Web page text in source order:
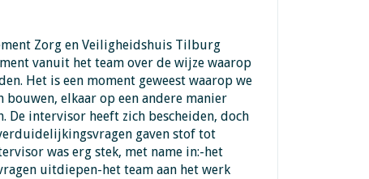
Zorg en Veiligheidshuis Tilburg
vanuit het team over de wijze waarop
Het is een moment geweest waarop we
bouwen, elkaar op een andere manier
De intervisor heeft zich bescheiden, doch
gaven stof tot
was erg stek, met name in:-het
uitdiepen-het team aan het werk